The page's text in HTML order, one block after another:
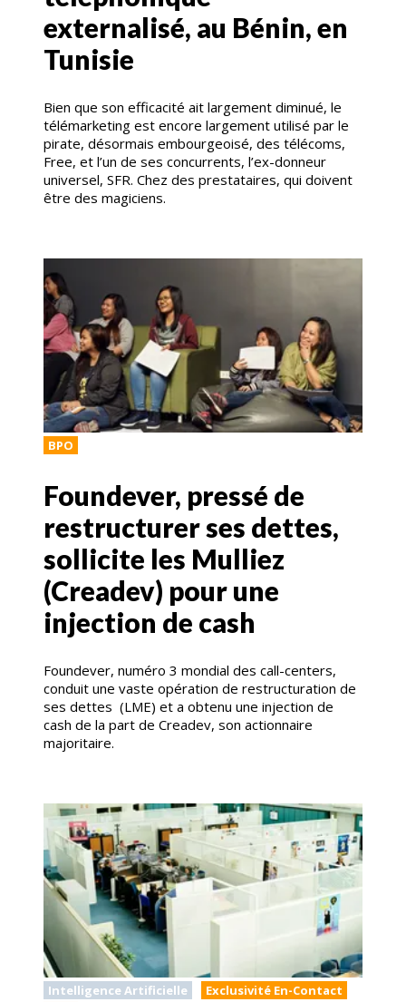
externalisé, au Bénin, en
Tunisie
Bien que son efficacité ait largement diminué, le
télémarketing est encore largement utilisé par le
pirate, désormais embourgeoisé, des télécoms,
Free, et l’un de ses concurrents, l’ex-donneur
universel, SFR. Chez des prestataires, qui doivent
être des magiciens.
BPO
Foundever, pressé de
restructurer ses dettes,
sollicite les Mulliez
(Creadev) pour une
injection de cash
Foundever, numéro 3 mondial des call-centers,
conduit une vaste opération de restructuration de
ses dettes (LME) et a obtenu une injection de
cash de la part de Creadev, son actionnaire
majoritaire.
Intelligence Artificielle
Exclusivité En-Contact